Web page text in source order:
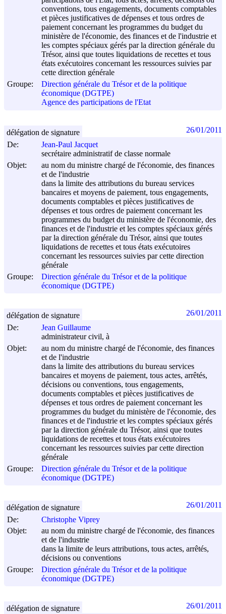
conventions, tous engagements, documents comptables
et pièces justificatives de dépenses et tous ordres de
paiement concernant les programmes du budget du
ministère de l'économie, des finances et de l'industrie et
les comptes spéciaux gérés par la direction générale du
Trésor, ainsi que toutes liquidations de recettes et tous
états exécutoires concernant les ressources suivies par
cette direction générale
Groupe:
Direction générale du Trésor et de la politique
économique (DGTPE)
Agence des participations de l'Etat
De:
Jean-Paul Jacquet
secrétaire administratif de classe normale
Objet:
au nom du ministre chargé de l'économie, des finances
et de l'industrie
dans la limite des attributions du bureau services
bancaires et moyens de paiement, tous engagements,
documents comptables et pièces justificatives de
dépenses et tous ordres de paiement concernant les
programmes du budget du ministère de l'économie, des
finances et de l'industrie et les comptes spéciaux gérés
par la direction générale du Trésor, ainsi que toutes
liquidations de recettes et tous états exécutoires
concernant les ressources suivies par cette direction
générale
Groupe:
Direction générale du Trésor et de la politique
économique (DGTPE)
délégation de signature 26/01/2011
De:
Jean Guillaume
administrateur civil, à
Objet:
au nom du ministre chargé de l'économie, des finances
et de l'industrie
dans la limite des attributions du bureau services
bancaires et moyens de paiement, tous actes, arrêtés,
décisions ou conventions, tous engagements,
documents comptables et pièces justificatives de
dépenses et tous ordres de paiement concernant les
programmes du budget du ministère de l'économie, des
finances et de l'industrie et les comptes spéciaux gérés
par la direction générale du Trésor, ainsi que toutes
liquidations de recettes et tous états exécutoires
concernant les ressources suivies par cette direction
générale
Groupe:
Direction générale du Trésor et de la politique
économique (DGTPE)
délégation de signature 26/01/2011
De:
Christophe Viprey
Objet:
au nom du ministre chargé de l'économie, des finances
et de l'industrie
dans la limite de leurs attributions, tous actes, arrêtés,
décisions ou conventions
Groupe:
Direction générale du Trésor et de la politique
économique (DGTPE)
délégation de signature 26/01/2011
délégation de signature 26/01/2011